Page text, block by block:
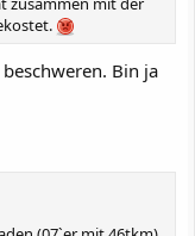
Bin ja